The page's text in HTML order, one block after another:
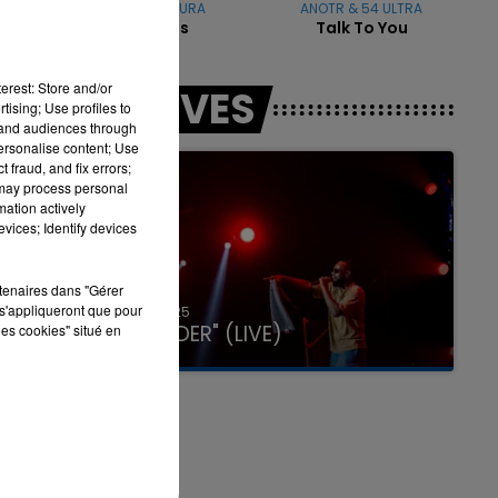
AYA NAKAMURA
Copines
ANOTR & 54 ULTRA
Talk To You
LES LIVES
31 janvier 2025
GIMS "SPIDER" (LIVE)
Store and/or
Use profiles to
audiences through
content; Use
fraud, and fix errors;
process personal
actively
Identify devices
dans "Gérer
que pour
cookies" situé en